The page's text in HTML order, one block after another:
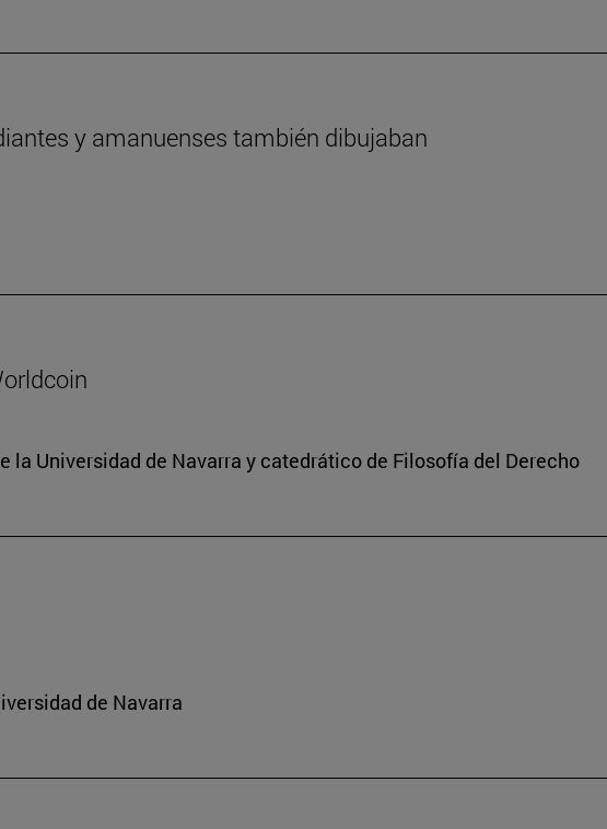
y amanuenses también dibujaban
la Universidad de Navarra y catedrático de Filosofía del Derecho
de Navarra